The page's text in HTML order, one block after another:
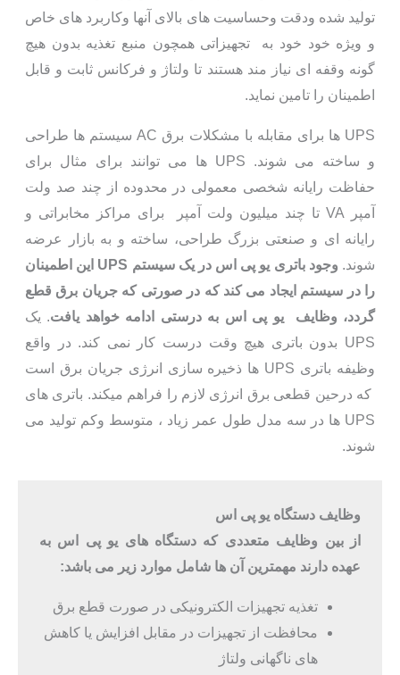
تولید شده ودقت وحساسیت های بالای آنها وکاربرد های خاص
و ویژه خود خود به تجهیزاتی همچون منبع تغذیه بدون هیچ
گونه وقفه ای نیاز مند هستند تا ولتاژ و فرکانس ثابت و قابل
اطمینان را تامین نماید.
UPS ها برای مقابله با مشکلات برق AC سیستم ها طراحی
و ساخته می شوند. UPS ها می توانند برای مثال برای
حفاظت رایانه شخصی معمولی در محدوده از چند صد ولت
آمپر VA تا چند میلیون ولت آمپر برای مراکز مخابراتی و
رایانه ای و صنعتی بزرگ طراحی، ساخته و به بازار عرضه
شوند.
وجود باتری یو پی اس در یک سیستم UPS این اطمینان
را در سیستم ایجاد می کند که در صورتی که جریان برق قطع
گردد، وظایف یو پی اس به درستی ادامه خواهد یافت. یک
UPS بدون باتری هیچ وقت درست کار نمی کند. در واقع
وظیفه باتری UPS ها ذخیره سازی انرژی جریان برق است
که درحین قطعی برق انرژی لازم را فراهم میکند. باتری های
UPS ها در سه مدل طول عمر زیاد ، متوسط وکم تولید می
شوند.
وظایف دستگاه یو پی اس
از بین وظایف متعددی که دستگاه های یو پی اس به
عهده دارند مهمترین آن ها شامل موارد زیر می باشد:
تغذیه تجهیزات الکترونیکی در صورت قطع برق
محافظت از تجهیزات در مقابل افزایش یا کاهش
های ناگهانی ولتاژ